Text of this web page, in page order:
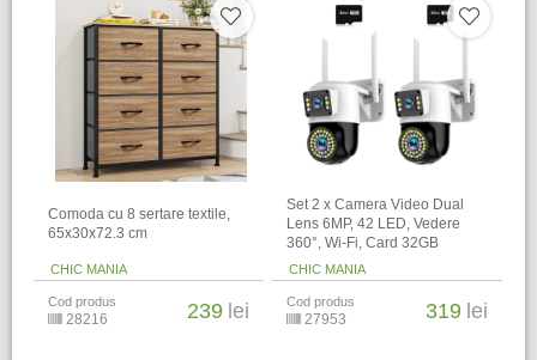
Comoda cu 8 sertare textile,
65x30x72.3 cm
CHIC MANIA
Cod produs
28216 239 lei
Set 2 x Camera Video Dual
Lens 6MP, 42 LED, Vedere
360°, Wi-Fi, Card 32GB
CHIC MANIA
Cod produs
27953 319 lei